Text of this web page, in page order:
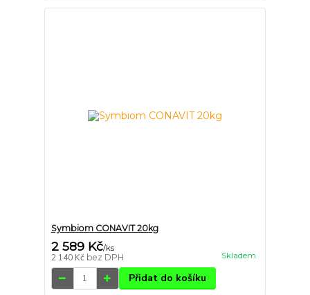
Symbiom CONAVIT 20kg
2 589 Kč/ks
2 140 Kč bez DPH Skladem
Přidat do košíku